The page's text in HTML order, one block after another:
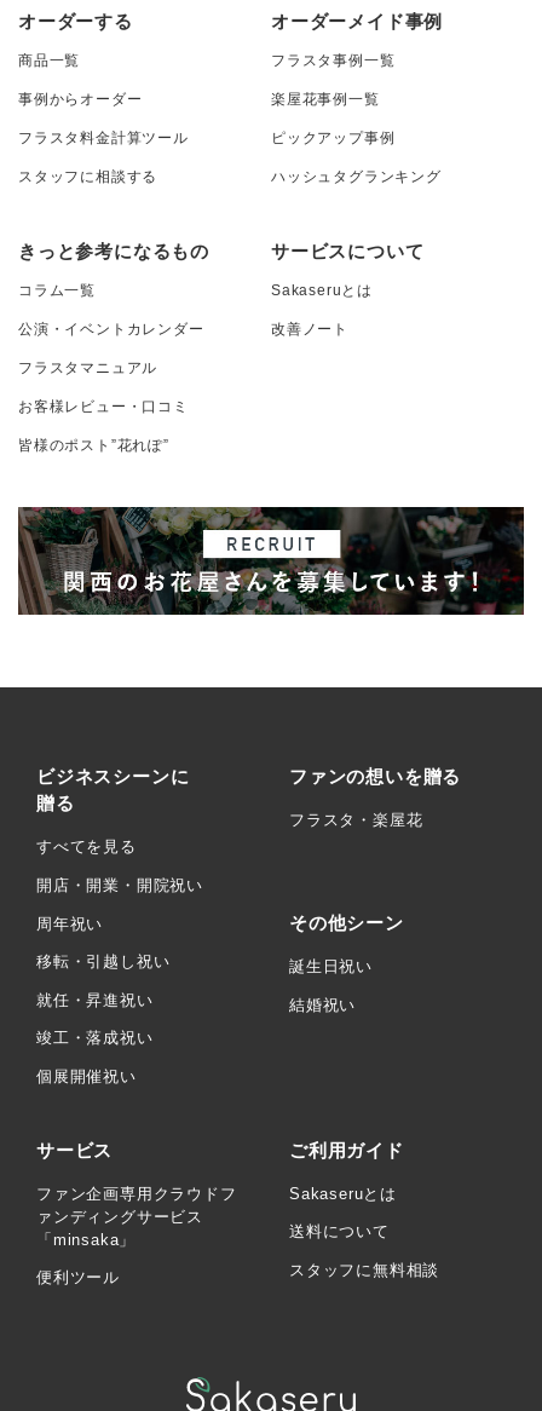
オーダーする
商品一覧
事例からオーダー
フラスタ料金計算ツール
スタッフに相談する
オーダーメイド事例
フラスタ事例一覧
楽屋花事例一覧
ピックアップ事例
ハッシュタグランキング
きっと参考になるもの
コラム一覧
公演・イベントカレンダー
フラスタマニュアル
お客様レビュー・口コミ
皆様のポスト”花れぽ”
サービスについて
Sakaseruとは
改善ノート
ビジネスシーンに
贈る
すべてを見る
開店・開業・開院祝い
周年祝い
移転・引越し祝い
就任・昇進祝い
竣工・落成祝い
個展開催祝い
ファンの想いを贈る
フラスタ・楽屋花
その他シーン
誕生日祝い
結婚祝い
サービス
ファン企画専用クラウドフ
ァンディングサービス
「minsaka」
便利ツール
ご利用ガイド
Sakaseruとは
送料について
スタッフに無料相談